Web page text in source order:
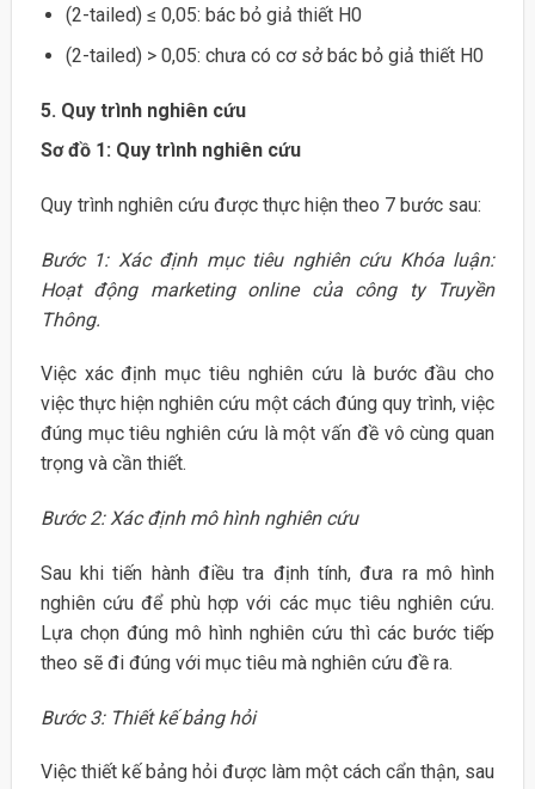
(2-tailed) ≤ 0,05: bác bỏ giả thiết H0
(2-tailed) > 0,05: chưa có cơ sở bác bỏ giả thiết H0
5. Quy trình nghiên cứu
Sơ đồ 1: Quy trình nghiên cứu
Quy trình nghiên cứu được thực hiện theo 7 bước sau:
Bước 1: Xác định mục tiêu nghiên cứu Khóa luận:
Hoạt động marketing online của công ty Truyền
Thông.
Việc xác định mục tiêu nghiên cứu là bước đầu cho
việc thực hiện nghiên cứu một cách đúng quy trình, việc
đúng mục tiêu nghiên cứu là một vấn đề vô cùng quan
trọng và cần thiết.
Bước 2: Xác định mô hình nghiên cứu
Sau khi tiến hành điều tra định tính, đưa ra mô hình
nghiên cứu để phù hợp với các mục tiêu nghiên cứu.
Lựa chọn đúng mô hình nghiên cứu thì các bước tiếp
theo sẽ đi đúng với mục tiêu mà nghiên cứu đề ra.
Bước 3: Thiết kế bảng hỏi
Việc thiết kế bảng hỏi được làm một cách cẩn thận, sau